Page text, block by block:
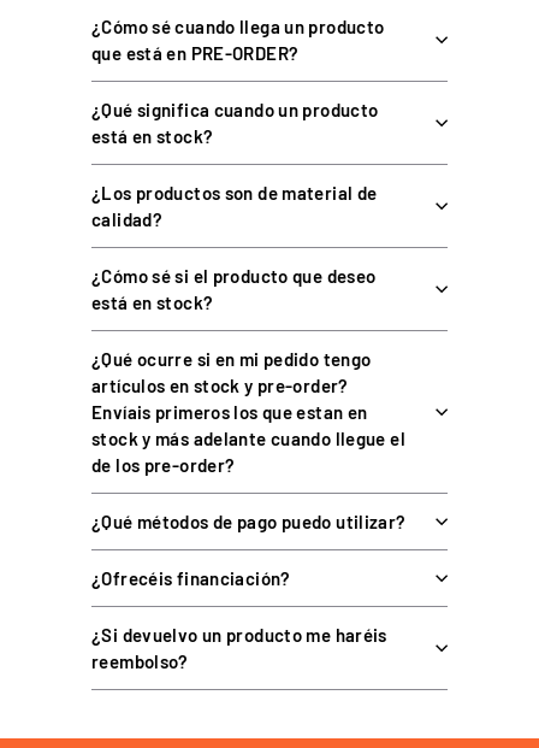
ESPECIFICACIÓN DETALLE
Dispositivo compatible Fanatec Podium Kill Switch
Material
Compatibilidad estructural
Tipo de ranura 8 mm
Colores Negro / Rojo
Soporte + tornillos + T-nuts
COMPATIBILIDAD
Compatible con perfiles de aluminio tipo 8020 con ranura de 8
mm y 40 u 80 mm de ancho. Diseñado únicamente para el
Fanatec Podium Kill Switch, que no está incluido. Al ser
hardware, es independiente de la plataforma (PC o consola).
PREGUNTAS FRECUENTES
¿Cómo sé cuando llega un producto
que está en PRE-ORDER?
¿Qué significa cuando un producto
está en stock?
¿Los productos son de material de
calidad?
¿Cómo sé si el producto que deseo
está en stock?
¿Qué ocurre si en mi pedido tengo
artículos en stock y pre-order?
Envíais primeros los que estan en
stock y más adelante cuando llegue el
de los pre-order?
¿Qué métodos de pago puedo utilizar?
¿Ofrecéis financiación?
¿Si devuelvo un producto me haréis
reembolso?